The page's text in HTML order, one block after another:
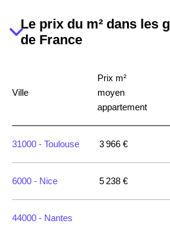
Le prix du m² dans les
de France
Ville
Prix m²
moyen
appartement
31000 - Toulouse 3 966 €
6000 - Nice 5 238 €
44000 - Nantes